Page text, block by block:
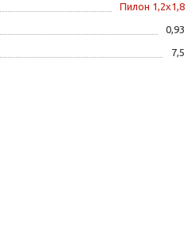
Пилон 1,2х1,8
0,93
7,5